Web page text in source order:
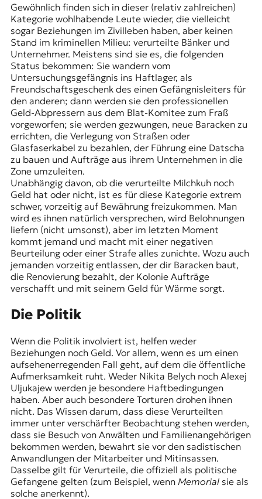
Gewöhnlich finden sich in dieser (relativ zahlreichen)
Kategorie wohlhabende Leute wieder, die vielleicht
sogar Beziehungen im Zivilleben haben, aber keinen
Stand im kriminellen Milieu: verurteilte Bänker und
Unternehmer. Meistens sind sie es, die folgenden
Status bekommen: Sie wandern vom
Untersuchungsgefängnis ins Haftlager, als
Freundschaftsgeschenk des einen Gefängnisleiters für
den anderen; dann werden sie den professionellen
Geld-Abpressern aus dem Blat-Komitee zum Fraß
vorgeworfen; sie werden gezwungen, neue Baracken zu
errichten, die Verlegung von Straßen oder
Glasfaserkabel zu bezahlen, der Führung eine Datscha
zu bauen und Aufträge aus ihrem Unternehmen in die
Zone umzuleiten.
Unabhängig davon, ob die verurteilte Milchkuh noch
Geld hat oder nicht, ist es für diese Kategorie extrem
schwer, vorzeitig auf Bewährung freizukommen. Man
wird es ihnen natürlich versprechen, wird Belohnungen
liefern (nicht umsonst), aber im letzten Moment
kommt jemand und macht mit einer negativen
Beurteilung oder einer Strafe alles zunichte. Wozu auch
jemanden vorzeitig entlassen, der dir Baracken baut,
die Renovierung bezahlt, der Kolonie Aufträge
verschafft und mit seinem Geld für Wärme sorgt.
Die Politik
Wenn die Politik involviert ist, helfen weder
Beziehungen noch Geld. Vor allem, wenn es um einen
aufsehenerregenden Fall geht, auf dem die öffentliche
Aufmerksamkeit ruht. Weder Nikita Belych noch Alexej
Uljukajew werden je besondere Haftbedingungen
haben. Aber auch besondere Torturen drohen ihnen
nicht. Das Wissen darum, dass diese Verurteilten
immer unter verschärfter Beobachtung stehen werden,
dass sie Besuch von Anwälten und Familienangehörigen
bekommen werden, bewahrt sie vor den sadistischen
Anwandlungen der Mitarbeiter und Mitinsassen.
Dasselbe gilt für Verurteile, die offiziell als politische
Gefangene gelten (zum Beispiel, wenn Memorial sie als
solche anerkennt).